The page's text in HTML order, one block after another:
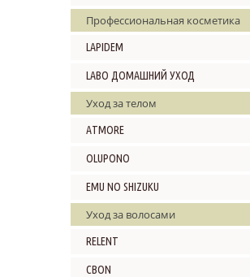
Профессиональная косметика
LAPIDEM
LABO ДОМАШНИЙ УХОД
Уход за телом
ATMORE
OLUPONO
EMU NO SHIZUKU
Уход за волосами
RELENT
CBON